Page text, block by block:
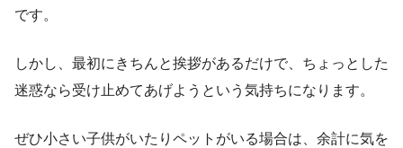
です。
しかし、最初にきちんと挨拶があるだけで、ちょっとした
迷惑なら受け止めてあげようという気持ちになります。
ぜひ小さい子供がいたりペットがいる場合は、余計に気を